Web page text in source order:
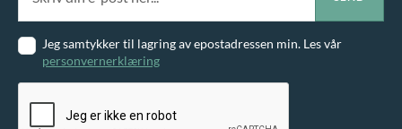
Jeg samtykker til lagring av epostadressen min. Les vår
personvernerklæring